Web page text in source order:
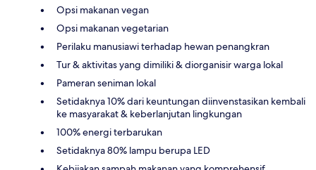
Opsi makanan vegan
Opsi makanan vegetarian
Perilaku manusiawi terhadap hewan penangkran
Tur & aktivitas yang dimiliki & diorganisir warga lokal
Pameran seniman lokal
Setidaknya 10% dari keuntungan diinvenstasikan kembali
ke masyarakat & keberlanjutan lingkungan
100% energi terbarukan
Setidaknya 80% lampu berupa LED